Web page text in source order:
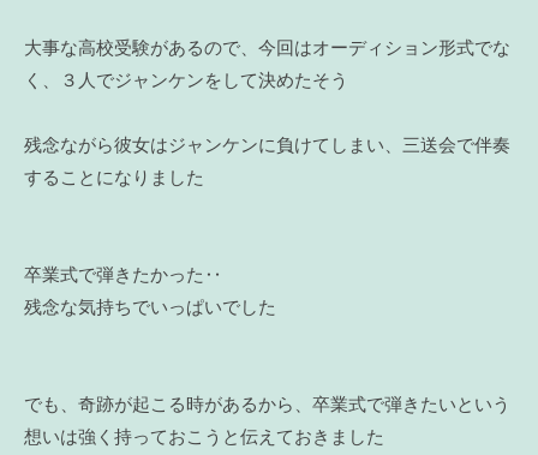
大事な高校受験があるので、今回はオーディション形式でな
く、３人でジャンケンをして決めたそう
残念ながら彼女はジャンケンに負けてしまい、三送会で伴奏
することになりました
卒業式で弾きたかった‥
残念な気持ちでいっぱいでした
でも、奇跡が起こる時があるから、卒業式で弾きたいという
想いは強く持っておこうと伝えておきました